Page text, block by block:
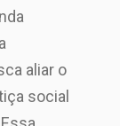
aliar o
social